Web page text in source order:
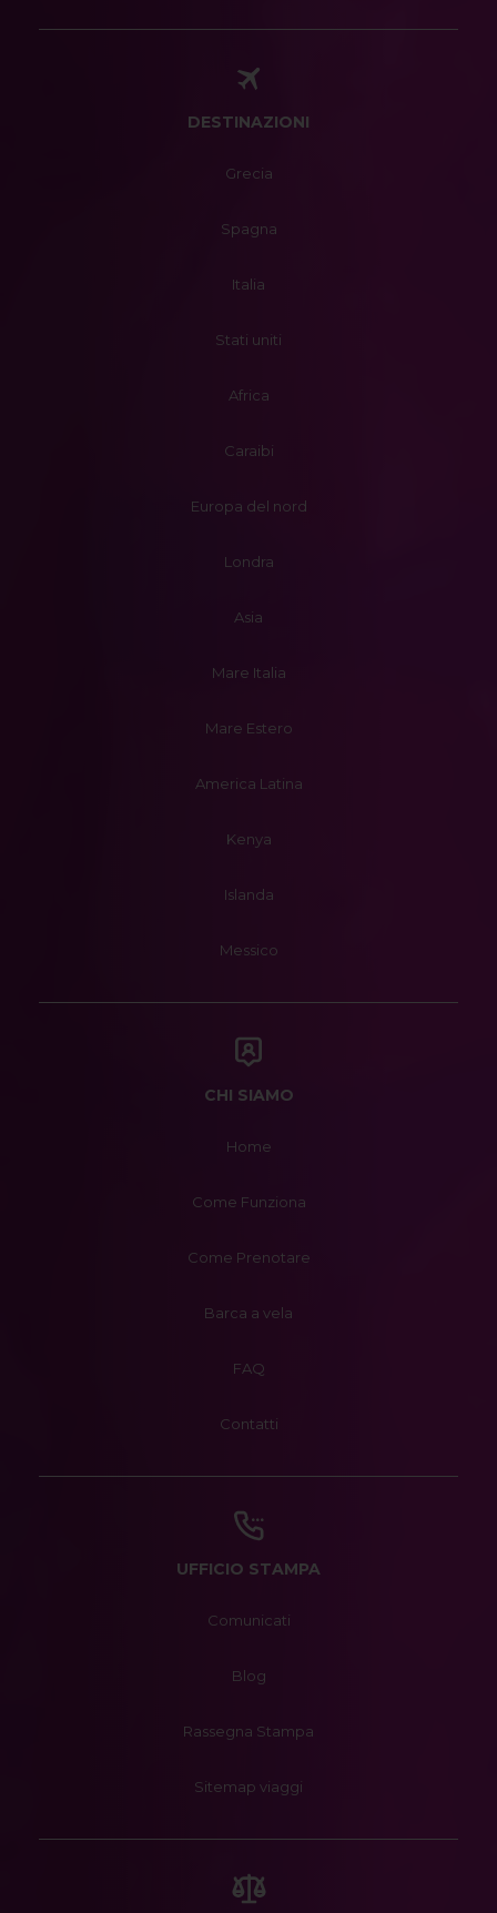
DESTINAZIONI
Grecia
Spagna
Italia
Stati uniti
Africa
Caraibi
Europa del nord
Londra
Asia
Mare Italia
Mare Estero
America Latina
Kenya
Islanda
Messico
CHI SIAMO
Home
Come Funziona
Come Prenotare
Barca a vela
FAQ
Contatti
UFFICIO STAMPA
Comunicati
Blog
Rassegna Stampa
Sitemap viaggi